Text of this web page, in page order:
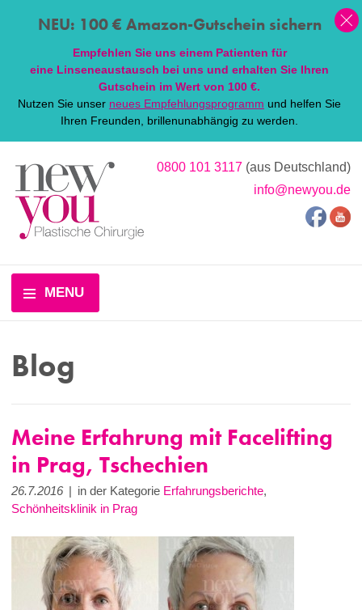
NEU: 100 € Amazon-Gutschein sichern
Empfehlen Sie uns einem Patienten für
eine Linseneaustausch bei uns und erhalten Sie Ihren
Gutschein im Wert von 100 €.
Nutzen Sie unser neues Empfehlungsprogramm und helfen Sie
Ihren Freunden, brillenunabhängig zu werden.
0800 101 3117 (aus Deutschland)
info@newyou.de
MENU
Blog
Meine Erfahrung mit Facelifting
in Prag, Tschechien
26.7.2016 | in der Kategorie Erfahrungsberichte,
Schönheitsklinik in Prag